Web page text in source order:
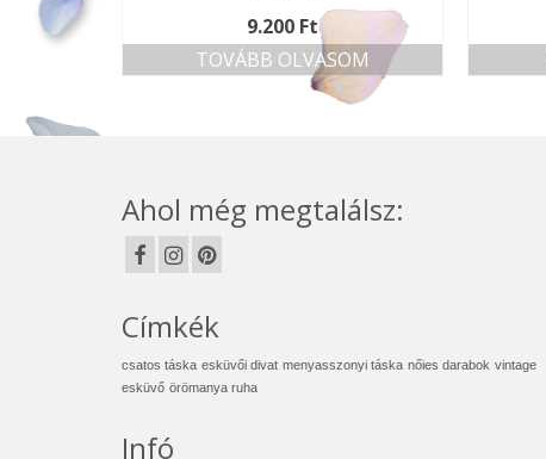
9.200 Ft
TOVÁBB OLVASOM
Ahol még megtalálsz:
Címkék
csatos táska esküvői divat menyasszonyi táska nőies darabok vintage
esküvő örömanya ruha
Infó